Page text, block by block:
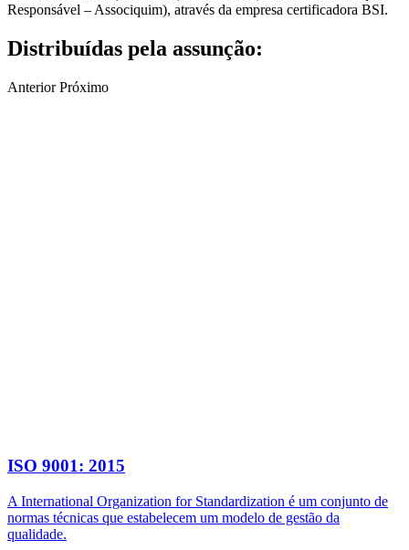
Responsável – Associquim), através da empresa certificadora BSI.
Distribuídas pela assunção:
Anterior Próximo
ISO 9001: 2015
A International Organization for Standardization é um conjunto de
normas técnicas que estabelecem um modelo de gestão da
qualidade.